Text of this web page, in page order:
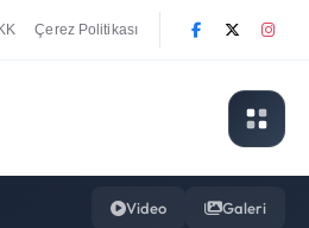
Çerez Politikası
Video Galeri